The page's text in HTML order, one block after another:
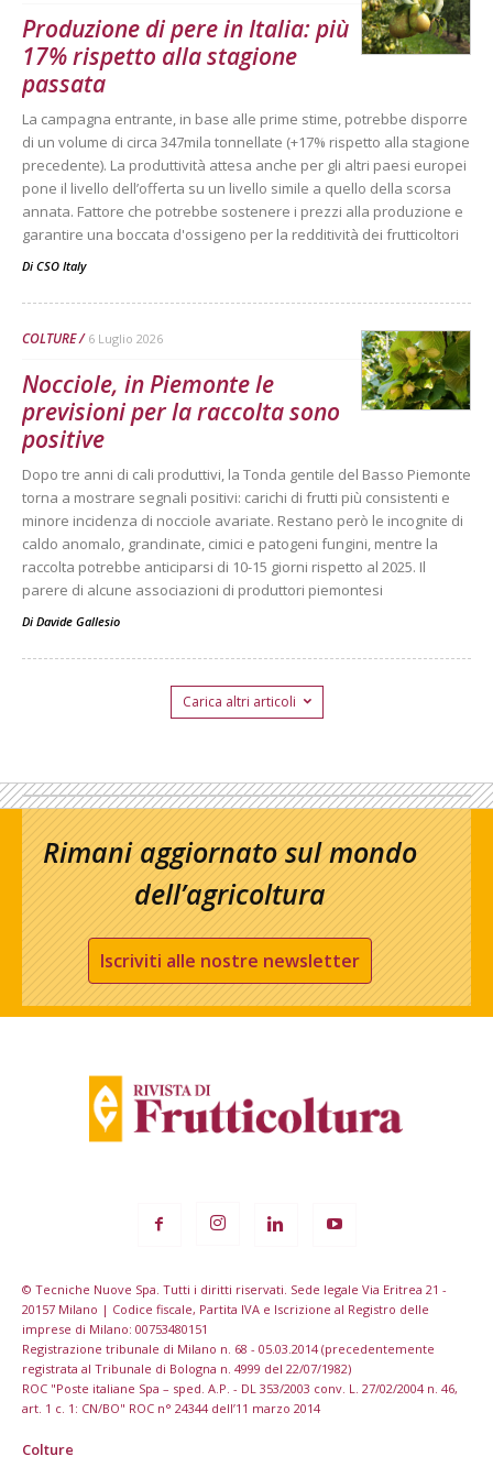
Produzione di pere in Italia: più
17% rispetto alla stagione
passata
La campagna entrante, in base alle prime stime, potrebbe disporre
di un volume di circa 347mila tonnellate (+17% rispetto alla stagione
precedente). La produttività attesa anche per gli altri paesi europei
pone il livello dell’offerta su un livello simile a quello della scorsa
annata. Fattore che potrebbe sostenere i prezzi alla produzione e
garantire una boccata d'ossigeno per la redditività dei frutticoltori
Di CSO Italy
COLTURE 6 Luglio 2026
Nocciole, in Piemonte le
previsioni per la raccolta sono
positive
Dopo tre anni di cali produttivi, la Tonda gentile del Basso Piemonte
torna a mostrare segnali positivi: carichi di frutti più consistenti e
minore incidenza di nocciole avariate. Restano però le incognite di
caldo anomalo, grandinate, cimici e patogeni fungini, mentre la
raccolta potrebbe anticiparsi di 10-15 giorni rispetto al 2025. Il
parere di alcune associazioni di produttori piemontesi
Di Davide Gallesio
Carica altri articoli
Rimani aggiornato sul mondo
dell’agricoltura
Iscriviti alle nostre newsletter
© Tecniche Nuove Spa. Tutti i diritti riservati. Sede legale Via Eritrea 21 -
20157 Milano | Codice fiscale, Partita IVA e Iscrizione al Registro delle
imprese di Milano: 00753480151
Registrazione tribunale di Milano n. 68 - 05.03.2014 (precedentemente
registrata al Tribunale di Bologna n. 4999 del 22/07/1982)
ROC "Poste italiane Spa – sped. A.P. - DL 353/2003 conv. L. 27/02/2004 n. 46,
art. 1 c. 1: CN/BO" ROC n° 24344 dell’11 marzo 2014
Colture